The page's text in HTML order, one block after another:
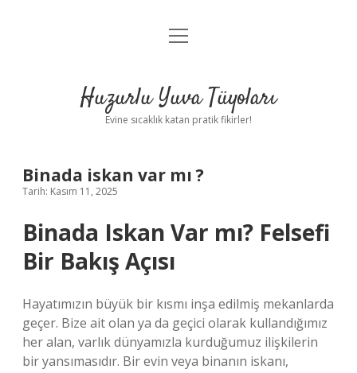
Anasayfa
Yasal Uyarı
menüyü
Huzurlu Yuva Tüyoları
Evine sıcaklık katan pratik fikirler!
Binada iskan var mı ?
Tarih: Kasım 11, 2025
Binada Iskan Var mı? Felsefi
Bir Bakış Açısı
Hayatımızın büyük bir kısmı inşa edilmiş mekanlarda
geçer. Bize ait olan ya da geçici olarak kullandığımız
her alan, varlık dünyamızla kurduğumuz ilişkilerin
bir yansımasıdır. Bir evin veya binanın iskanı,